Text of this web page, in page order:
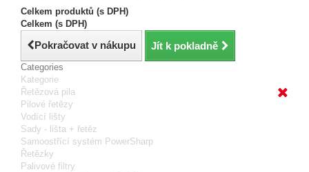
Celkem produktů (s DPH)
Celkem (s DPH)
Pokračovat v nákupu Jít k pokladně
Categories
Kategorie
Řetězová pila
Pilové řetězy
Vodící lišty
Sady - lišta + řetěz
Samoostřící systém PowerSharp
Řetězky
Palivové filtry